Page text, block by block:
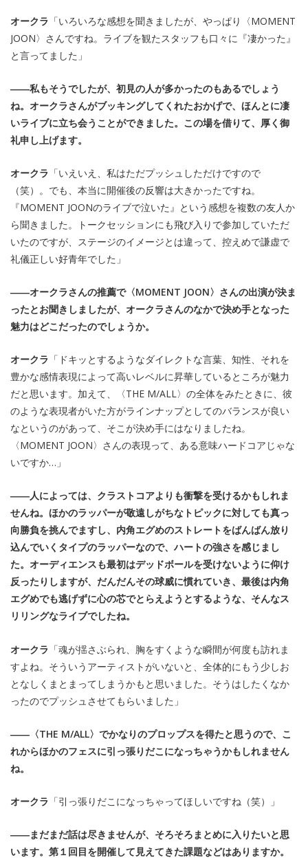
オークラ 「いろいろな感想を聞きましたが、やっぱり〈MOMENT
JOON〉さんですね。ライブを観たスタッフも口々に『凄かった』
と言ってました」
――私もそうでしたが、初見の人が多かったのもあるでしょう
ね。オークラさんがブッキングしてくれたおかげで、ほんとに凄
いライブに立ち会うことができました。この場を借りて、厚く御
礼申し上げます。
オークラ 「いえいえ、私はただプッシュしただけですので
（笑）。でも、本当に開催後の反響は大きかったですね。
『MOMENT JOONのライブで泣いた』という感想を複数の友人か
ら聞きました。トークセッションにも飛び入りで参加していただ
いたのですが、ステージのイメージとは違って、控えめで謙虚で
礼儀正しい好青年でした」
――オークラさんの推薦で〈MOMENT JOON〉さんの出演が決ま
ったとお聞きしましたが、オークラさんのなかで決め手となった
魅力はどこだったのでしょうか。
オークラ 「ドキッとするようなダイレクトな言葉、知性、それを
豊かな感情表現によって高いレベルに昇華しているところが魅力
だと思います。加えて、〈THE M/ALL〉の全体をみたときに、彼
のような表現者がいた方がラインナップとしてのバランスが良い
なというのがあって、そこが決め手にはなりましたね。
〈MOMENT JOON〉さんの表現って、ある意味ハードコアじゃな
いですか…」
――人によっては、クラストコアよりも衝撃を受けるかもしれま
せんね。ほかのラッパーが敬遠しがちなトピックに対しても真っ
向勝負を挑んでますし、内角エグめのストレートをばんばん放り
込んでいくタイプのラッパーなので、ハートの強さを感じまし
た。オーディエンスも最初はデッドボールを受けないように仰け
反ったりしますが、だんだんその球威に慣れていき、最後は内角
エグめでも逃げずに心の芯でとらえようとするような、そんなス
リリングなライブでしたね。
オークラ 「魂が揺さぶられ、胸をすくような瞬間が何度も訪れま
すよね。そういうアーティストがいないと、全体的にもう少しお
となしくまとまってしまうかもと思いました。そうはしたくなか
ったのでプッシュさせてもらいました」
――〈THE M/ALL〉でかなりのプロップスを得たと思うので、こ
れからほかのフェスに引っ張りだこになっちゃうかもしれません
ね。
オークラ 「引っ張りだこになっちゃってほしいですね（笑）」
――まだまだ話は尽きませんが、そろそろまとめに入りたいと思
います。第１回目を開催して見えてきた課題などはありますか。